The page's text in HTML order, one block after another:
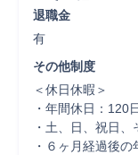
退職金
有
その他制度
＜休日休暇＞
・年間休日：120
・土、日、祝日
・６ヶ月経過後